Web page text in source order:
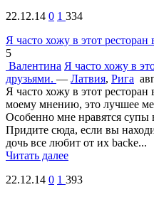
22.12.14 0 1 334
Я часто хожу в этот ресторан
5
Валентина Я часто хожу в
друзьями. — Латвия, Рига
Я часто хожу в этот
моему мнению, это лучшее
Особенно мне нравятся
Придите сюда, если вы
дочь все любит от их backe...
Читать далее
22.12.14 0 1 393